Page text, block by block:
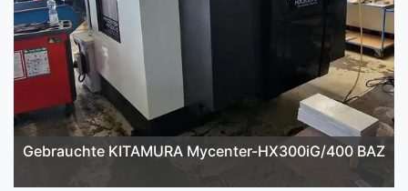
Gebrauchte KITAMURA Mycenter-HX300iG/400 BAZ